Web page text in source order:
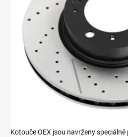
Kotouče OEX jsou navrženy